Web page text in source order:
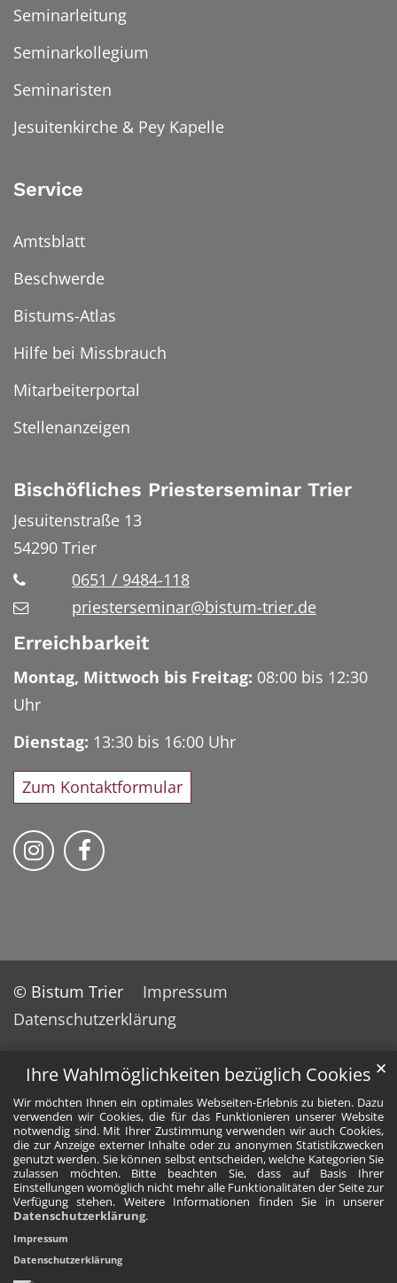
Ihre Wahlmöglichkeiten bezüglich Cookies
Wir möchten Ihnen ein optimales Webseiten-Erlebnis zu bieten. Dazu
verwenden wir Cookies, die für das Funktionieren unserer Website
notwendig sind. Mit Ihrer Zustimmung verwenden wir auch Cookies,
die zur Anzeige externer Inhalte oder zu anonymen Statistikzwecken
genutzt werden. Sie können selbst entscheiden, welche Kategorien Sie
zulassen möchten. Bitte beachten Sie, dass auf Basis Ihrer
Einstellungen womöglich nicht mehr alle Funktionalitäten der Seite zur
Verfügung stehen. Weitere Informationen finden Sie in unserer
Datenschutzerklärung.
✕
Impressum
Datenschutzerklärung
Seminarleitung
Seminarkollegium
Seminaristen
Jesuitenkirche & Pey Kapelle
Service
Amtsblatt
Beschwerde
Bistums-Atlas
Hilfe bei Missbrauch
Mitarbeiterportal
Stellenanzeigen
Bischöfliches Priesterseminar Trier
Jesuitenstraße 13
54290 Trier
0651 / 9484-118
priesterseminar@bistum-trier.de
Erreichbarkeit
Montag, Mittwoch bis Freitag: 08:00 bis 12:30
Uhr
Dienstag: 13:30 bis 16:00 Uhr
Zum Kontaktformular
Bischöfliches Priesterseminar auf
Bischöfliches Priesterseminar auf
© Bistum Trier
Impressum
Datenschutzerklärung